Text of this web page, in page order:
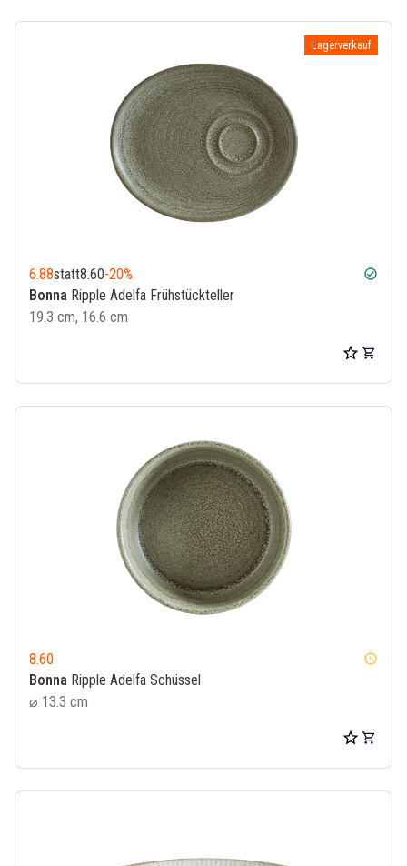
Lagerverkauf
statt8.60
6.88 -20% check_circle
Bonna Ripple Adelfa Frühstückteller
19.3 cm, 16.6 cm
8.60 watch_later
Bonna Ripple Adelfa Schüssel
⌀ 13.3 cm